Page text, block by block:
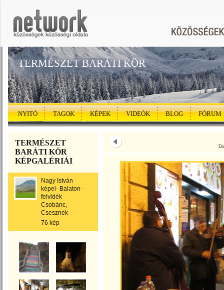
TERMÉSZET BARÁTI KÖR
NYITÓ TAGOK KÉPEK VIDEÓK BLOG FÓRUM
TERMÉSZET
BARÁTI KÖR
KÉPGALÉRIÁI
Nagy István
képei- Balaton-
felvidék
Csobánc,
Csesznek
76 kép